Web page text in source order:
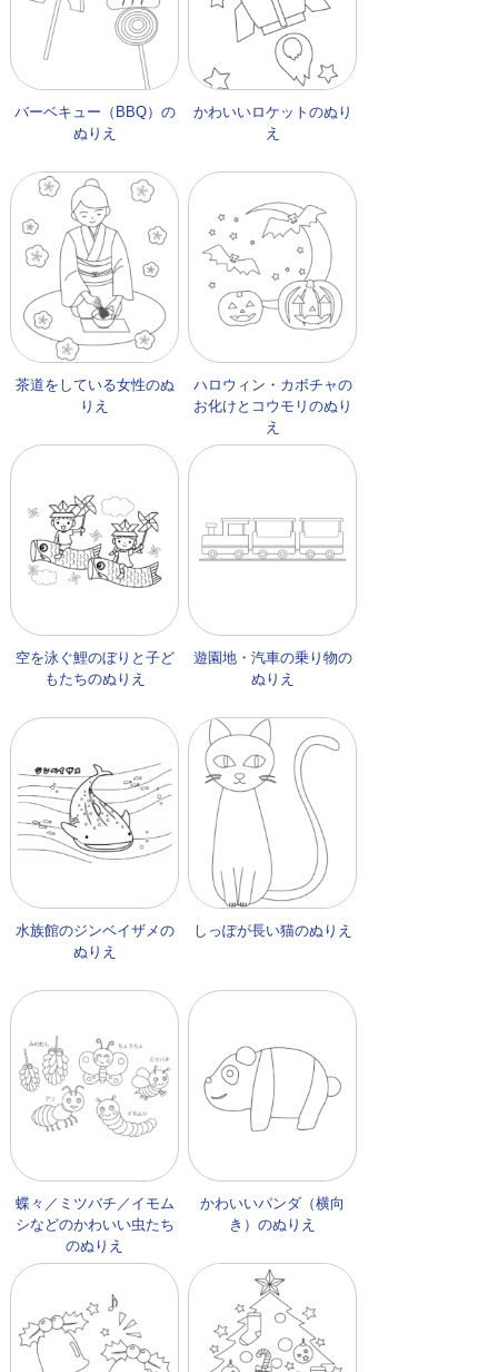
バーベキュー（BBQ）の
ぬりえ
かわいいロケットのぬり
え
茶道をしている女性のぬ
りえ
ハロウィン・カボチャの
お化けとコウモリのぬり
え
空を泳ぐ鯉のぼりと子ど
もたちのぬりえ
遊園地・汽車の乗り物の
ぬりえ
水族館のジンベイザメの
ぬりえ
しっぽが長い猫のぬりえ
蝶々／ミツバチ／イモム
シなどのかわいい虫たち
のぬりえ
かわいいパンダ（横向
き）のぬりえ